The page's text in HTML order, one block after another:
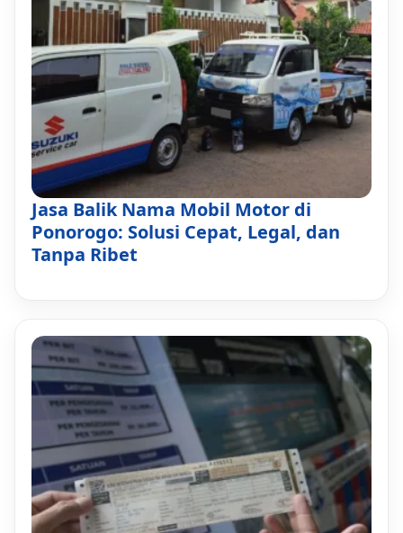
Jasa Balik Nama Mobil Motor di
Ponorogo: Solusi Cepat, Legal, dan
Tanpa Ribet